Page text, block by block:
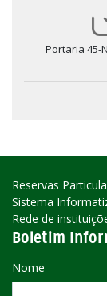
Portaria 45-
Reservas
Sistema
Rede de
Boletim
Nome